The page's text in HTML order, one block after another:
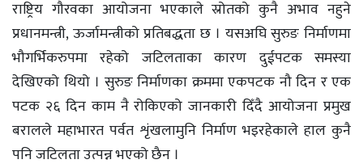
राष्ट्रिय गौरवका आयोजना भएकाले स्रोतको कुनै अभाव नहुने
प्रधानमन्त्री, ऊर्जामन्त्रीको प्रतिबद्धता छ । यसअघि सुरुङ निर्माणमा
भौगर्भिकरुपमा रहेको जटिलताका कारण दुईपटक समस्या
देखिएको थियो । सुरुङ निर्माणका क्रममा एकपटक नौ दिन र एक
पटक २६ दिन काम नै रोकिएको जानकारी दिँदै आयोजना प्रमुख
बरालले महाभारत पर्वत शृंखलामुनि निर्माण भइरहेकाले हाल कुनै
पनि जटिलता उत्पन्न भएको छैन ।